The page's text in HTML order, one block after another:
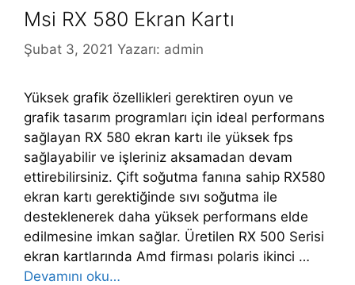
Msi RX 580 Ekran Kartı
Şubat 3, 2021 Yazarı: admin
Yüksek grafik özellikleri gerektiren oyun ve
grafik tasarım programları için ideal performans
sağlayan RX 580 ekran kartı ile yüksek fps
sağlayabilir ve işleriniz aksamadan devam
ettirebilirsiniz. Çift soğutma fanına sahip RX580
ekran kartı gerektiğinde sıvı soğutma ile
desteklenerek daha yüksek performans elde
edilmesine imkan sağlar. Üretilen RX 500 Serisi
ekran kartlarında Amd firması polaris ikinci …
Devamını oku…